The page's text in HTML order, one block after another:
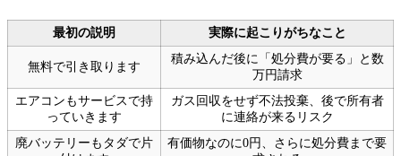
最初の説明 実際に起こりがちなこと
無料で引き取ります
積み込んだ後に「処分費が要る」と数
万円請求
エアコンもサービスで持
っていきます
ガス回収をせず不法投棄、後で所有者
に連絡が来るリスク
廃バッテリーもタダで片
有価物なのに0円、さらに処分費まで要